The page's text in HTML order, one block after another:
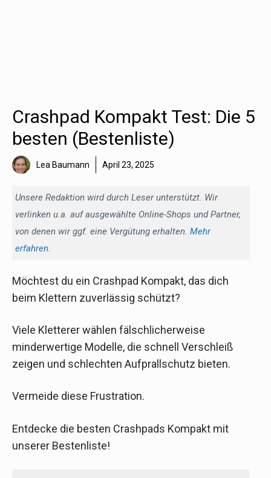
Crashpad Kompakt Test: Die 5
besten (Bestenliste)
Lea Baumann April 23, 2025
Unsere Redaktion wird durch Leser unterstützt. Wir
verlinken u.a. auf ausgewählte Online-Shops und Partner,
von denen wir ggf. eine Vergütung erhalten. Mehr
erfahren.
Möchtest du ein Crashpad Kompakt, das dich
beim Klettern zuverlässig schützt?
Viele Kletterer wählen fälschlicherweise
minderwertige Modelle, die schnell Verschleiß
zeigen und schlechten Aufprallschutz bieten.
Vermeide diese Frustration.
Entdecke die besten Crashpads Kompakt mit
unserer Bestenliste!